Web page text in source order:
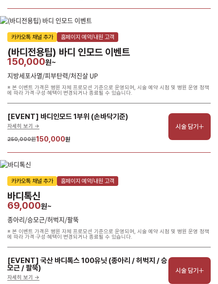
카카오톡 채널 추가 홈페이지 예약/내원 고객
(바디전용팁) 바디 인모드 이벤트
150,000원~
지방세포사멸/피부탄력/처진살 UP
※ 본 이벤트 가격은 병원 자체 프로모션 기준으로 운영되며, 시술 예약 시점 및 병원 운영 정책
에 따라 가격·구성·혜택이 변경되거나 종료될 수 있습니다.
[EVENT] 바디인모드 1부위 (손바닥기준)
자세히 보기 ->
250,000원150,000원
시술 담기
카카오톡 채널 추가 홈페이지 예약/내원 고객
바디톡신
69,000원~
종아리/승모근/허벅지/팔뚝
※ 본 이벤트 가격은 병원 자체 프로모션 기준으로 운영되며, 시술 예약 시점 및 병원 운영 정책
에 따라 가격·구성·혜택이 변경되거나 종료될 수 있습니다.
[EVENT] 국산 바디톡스 100유닛 (종아리 / 허벅지 / 승
모근 / 팔뚝)
자세히 보기 ->
시술 담기